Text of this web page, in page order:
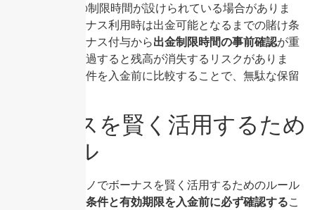
間から72時間の制限時間が設けられている場合がありま
す。また、ボーナス利用時は出金可能となるまでの賭け条
件消化と、ボーナス付与から出金制限時間の事前確認が重
要で、これを超過すると残高が消失するリスクがありま
す。こうした条件を入金前に比較することで、無駄な保留
ボーナスを賢く活用するため
のルール
オンラインカジノでボーナスを賢く活用するためのルール
出金条件と有効期限を入金前に必ず確認するこ